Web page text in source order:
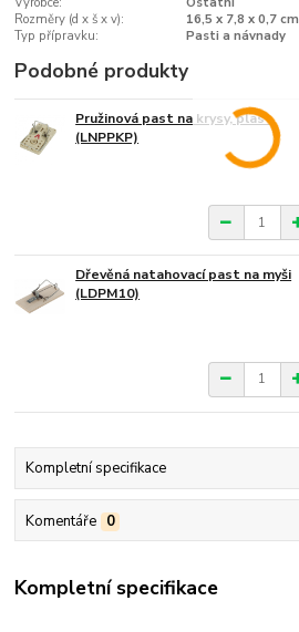
Rozměry (d x š x v):
16,5 x 7,8 x 0,7 cm
Typ přípravku:
Pasti a návnady
Podobné produkty
Pružinová past na krysy, plast
(LNPPKP)
Dřevěná natahovací past na myši
(LDPM10)
Kompletní specifikace
Komentáře 0
Kompletní specifikace